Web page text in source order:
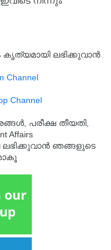
കൃത്യമായി ലഭിക്കുവാൻ
Channel
Channel
പരീക്ഷ തീയതി,
Affairs
ലഭിക്കുവാൻ ഞങ്ങളുടെ